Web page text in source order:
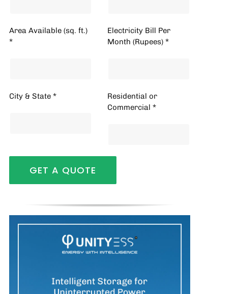
Area Available (sq. ft.)
*
Electricity Bill Per
Month (Rupees) *
City & State *
Residential or
Commercial *